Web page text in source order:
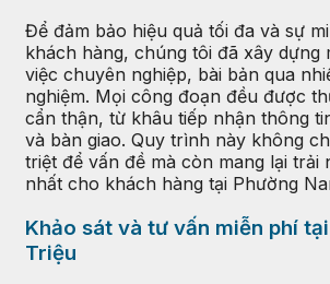
Để đảm bảo hiệu quả tối đa và sự
khách hàng, chúng tôi đã xây dựng
việc chuyên nghiệp, bài bản qua
nghiệm. Mọi công đoạn đều được
cẩn thận, từ khâu tiếp nhận thông
và bàn giao. Quy trình này không
triệt để vấn đề mà còn mang lại trải
nhất cho khách hàng tại Phường
Khảo sát và tư vấn miễn phí
Triệu